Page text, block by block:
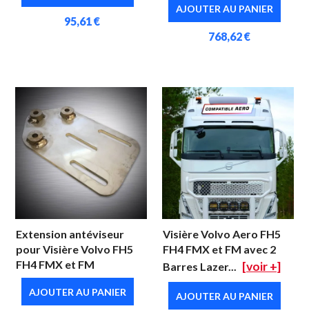
95,61 €
AJOUTER AU PANIER
768,62 €
Extension antéviseur
pour Visière Volvo FH5
FH4 FMX et FM
AJOUTER AU PANIER
Visière Volvo Aero FH5
FH4 FMX et FM avec 2
Barres Lazer... [voir +]
AJOUTER AU PANIER